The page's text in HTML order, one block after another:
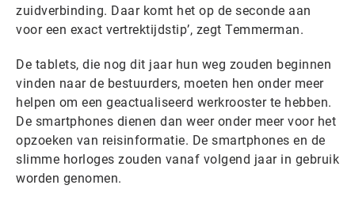
zuidverbinding. Daar komt het op de seconde aan
voor een exact vertrektijdstip’, zegt Temmerman.
De tablets, die nog dit jaar hun weg zouden beginnen
vinden naar de bestuurders, moeten hen onder meer
helpen om een geactualiseerd werkrooster te hebben.
De smartphones dienen dan weer onder meer voor het
opzoeken van reisinformatie. De smartphones en de
slimme horloges zouden vanaf volgend jaar in gebruik
worden genomen.